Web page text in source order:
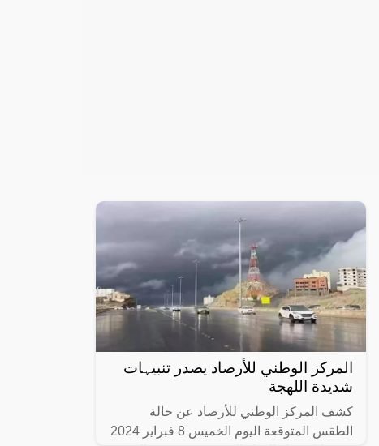
المركز الوطني للأرصاد یصدر تنبیہات
شديدة اللهجة
كشف المركز الوطني للأرصاد عن حالة
الطقس المتوقعة اليوم الخميس 8 فبراير 2024